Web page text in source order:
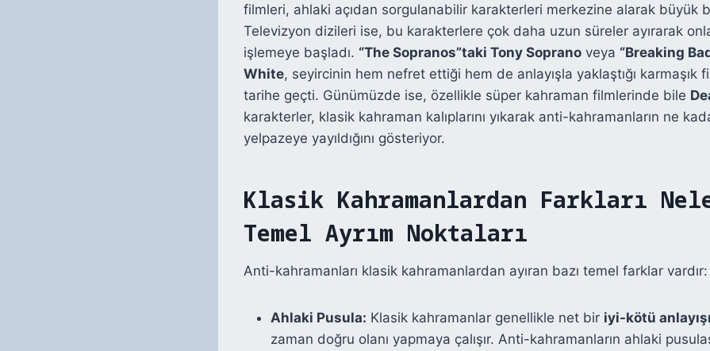
filmleri, ahlaki açıdan sorgulanabilir karakterleri merkezine alarak büyük
Televizyon dizileri ise, bu karakterlere çok daha uzun süreler ayırarak
işlemeye başladı. “The Sopranos”taki Tony Soprano veya “Breaking
White, seyircinin hem nefret ettiği hem de anlayışla yaklaştığı karmaşık
tarihe geçti. Günümüzde ise, özellikle süper kahraman filmlerinde bile
karakterler, klasik kahraman kalıplarını yıkarak anti-kahramanların ne
yelpazeye yayıldığını gösteriyor.
Klasik Kahramanlardan Farkları
Temel Ayrım Noktaları
Anti-kahramanları klasik kahramanlardan ayıran bazı temel farklar vardır:
Ahlaki Pusula: Klasik kahramanlar genellikle net bir iyi-kötü
zaman doğru olanı yapmaya çalışır. Anti-kahramanların ahlaki